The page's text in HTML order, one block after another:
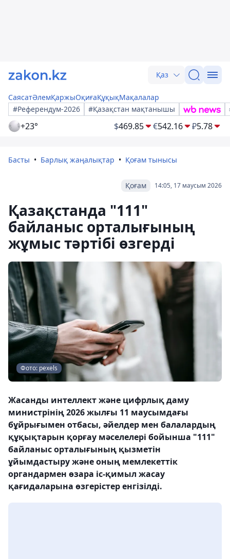
Қаз
СаясатӘлемҚаржыОқиғаҚұқықМақалалар
#Референдум-2026
#Қазақстан мақтанышы
+23° $469.85 €542.16 ₽5.78
Басты Барлық жаңалықтар Қоғам тынысы
14:05, 17 маусым 2026
Қоғам
Қазақстанда "111"
байланыс орталығының
жұмыс тәртібі өзгерді
Фото: pexels
Жасанды интеллект және цифрлық даму
министрінің 2026 жылғы 11 маусымдағы
бұйрығымен отбасы, әйелдер мен балалардың
құқықтарын қорғау мәселелері бойынша "111"
байланыс орталығының қызметін
ұйымдастыру және оның мемлекеттік
органдармен өзара іс-қимыл жасау
қағидаларына өзгерістер енгізілді.